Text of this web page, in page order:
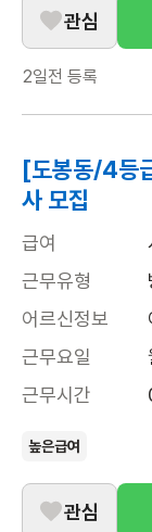
관심
2일전 등록
[도봉동/4등
사 모집
급여
근무유형
어르신정보
근무요일
근무시간
높은급여
관심